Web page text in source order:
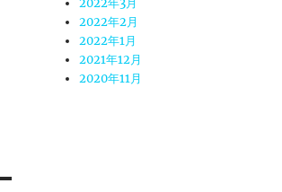
2022年3月
2022年2月
2022年1月
2021年12月
2020年11月